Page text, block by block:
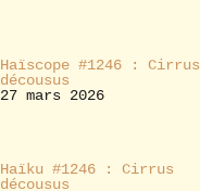
Haïscope #1246 : Cirrus
décousus
27 mars 2026
Haïku #1246 : Cirrus
décousus